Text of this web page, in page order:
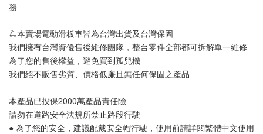
務
🛴本賣場電動滑板車皆為台灣出貨及台灣保固
我們擁有台灣資優售後維修團隊，整台零件全部都可拆解單一維修
為了您的售後權益，避免買到孤兒機
我們絕不販售劣質、價格低廉且無任何保固之產品
本產品已投保2000萬產品責任險
請勿在道路安全法規所禁止路段行駛
● 為了您的安全，建議配戴安全帽行駛，使用前請詳閱繁體中文使用